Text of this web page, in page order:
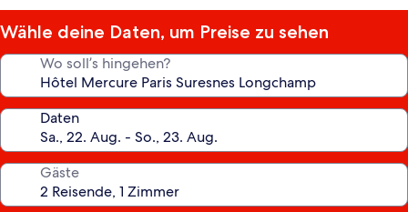
Wähle deine Daten, um Preise zu sehen
Wo soll’s hingehen?
Daten
Gäste